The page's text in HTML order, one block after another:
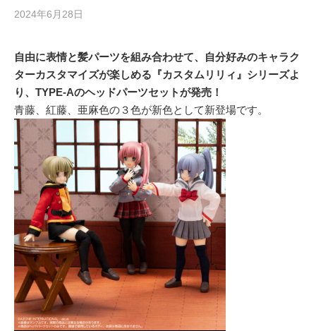
2024年6月28日
自由に表情と髪パーツを組み合わせて、自分好みのキャラク
ターカスタマイズが楽しめる『カスタムリリィ』シリーズよ
り、TYPE-Aのヘッドパーツセットが発売！
青藤、紅藤、亜麻色の３色が新色として新登場です。